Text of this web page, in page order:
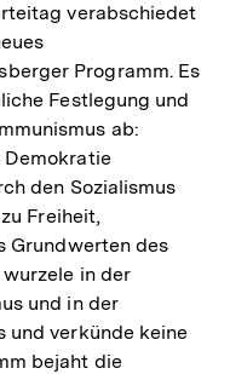
verabschiedet
Programm. Es
Festlegung und
ab:
Demokratie
den Sozialismus
Freiheit,
Grundwerten des
in der
und in der
und verkünde keine
bejaht die